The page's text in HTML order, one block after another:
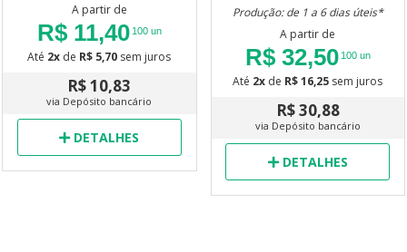
A partir de
R$ 11,40 100 un
Até 2x de R$ 5,70 sem juros
R$ 10,83
via Depósito bancário
DETALHES
Produção: de 1 a 6 dias úteis*
A partir de
R$ 32,50 100 un
Até 2x de R$ 16,25 sem juros
R$ 30,88
via Depósito bancário
DETALHES